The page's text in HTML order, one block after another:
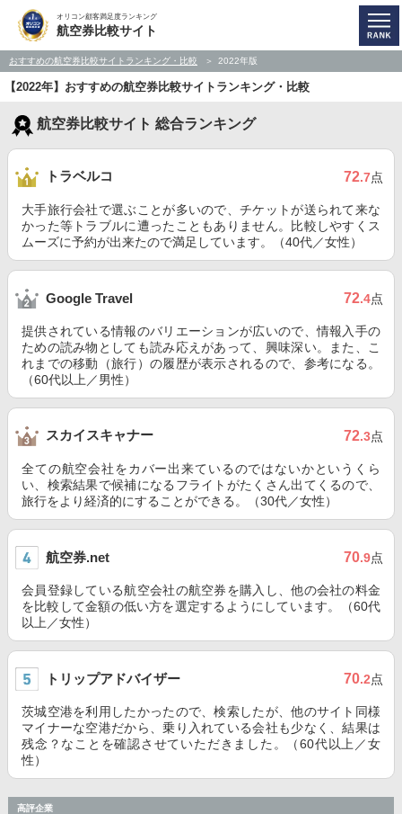
オリコン顧客満足度ランキング
航空券比較サイト
おすすめの航空券比較サイトランキング・比較 2022年版
【2022年】おすすめの航空券比較サイトランキング・比較
航空券比較サイト 総合ランキング
トラベルコ 72.7点
大手旅行会社で選ぶことが多いので、チケットが送られて来な
かった等トラブルに遭ったこともありません。比較しやすくス
ムーズに予約が出来たので満足しています。（40代／女性）
Google Travel 72.4点
提供されている情報のバリエーションが広いので、情報入手の
ための読み物としても読み応えがあって、興味深い。また、こ
れまでの移動（旅行）の履歴が表示されるので、参考になる。
（60代以上／男性）
スカイスキャナー 72.3点
全ての航空会社をカバー出来ているのではないかというくら
い、検索結果で候補になるフライトがたくさん出てくるので、
旅行をより経済的にすることができる。（30代／女性）
航空券.net 70.9点
会員登録している航空会社の航空券を購入し、他の会社の料金
を比較して金額の低い方を選定するようにしています。（60代
以上／女性）
トリップアドバイザー 70.2点
茨城空港を利用したかったので、検索したが、他のサイト同様
マイナーな空港だから、乗り入れている会社も少なく、結果は
残念？なことを確認させていただきました。（60代以上／女
性）
高評企業